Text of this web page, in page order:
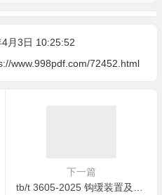
月3日 10:25:52
www.998pdf.com/72452.html
下一篇